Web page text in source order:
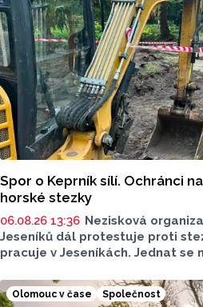
Spor o Keprník sílí. Ochránci
horské stezky
06.08.26 13:36 Nezisková
Jeseníků dál protestuje proti
pracuje v Jeseníkách. Jednat se
chodníku se podle odborníků
mezi vrcholy podle nich není
Olomouc v čase Společnost